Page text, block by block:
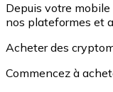
Depuis votre mobile
nos plateformes et
Acheter des
Commencez à